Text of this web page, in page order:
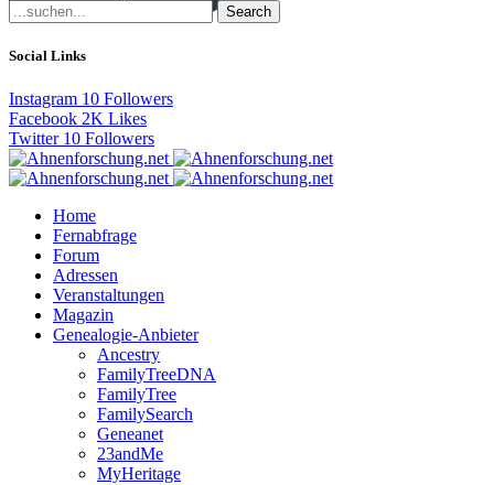
Search
Social Links
Instagram 10 Followers
Facebook 2K Likes
Twitter 10 Followers
Home
Fernabfrage
Forum
Adressen
Veranstaltungen
Magazin
Genealogie-Anbieter
Ancestry
FamilyTreeDNA
FamilyTree
FamilySearch
Geneanet
23andMe
MyHeritage